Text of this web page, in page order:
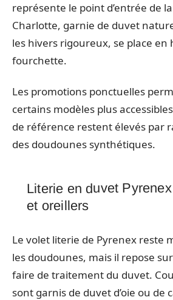
représente le point d’entrée de
Charlotte, garnie de duvet
les hivers rigoureux, se place en
fourchette.
Les promotions ponctuelles
certains modèles plus
de référence restent élevés par
des doudounes synthétiques.
Literie en duvet
et oreillers
Le volet literie de Pyrenex reste
les doudounes, mais il repose
faire de traitement du duvet.
sont garnis de duvet d’oie ou de